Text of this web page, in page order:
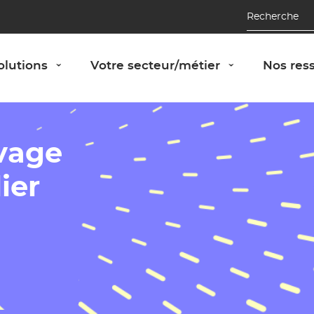
Recherche
› Afficher le panneau "Nos solutions"
Votre secteur/métier › Afficher le
Nos